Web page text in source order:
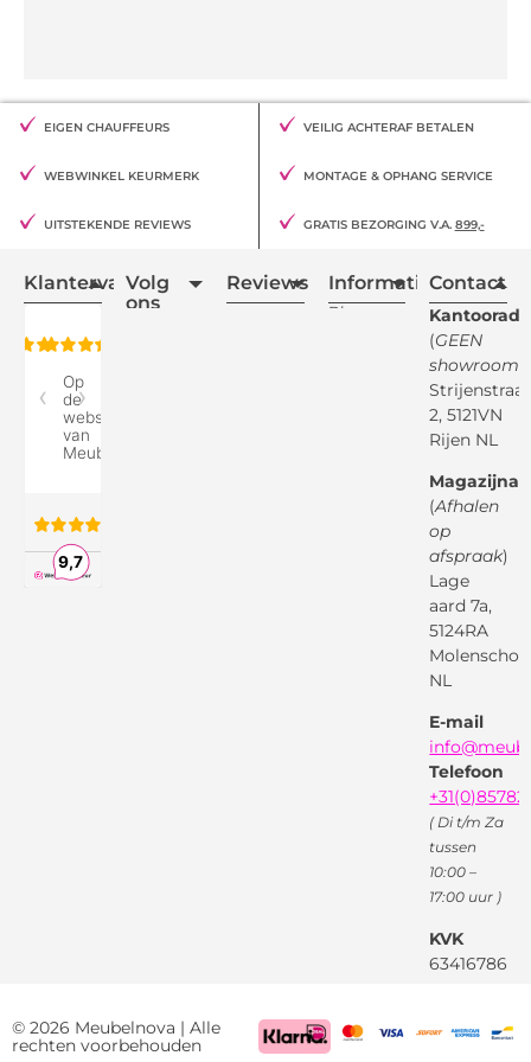
EIGEN CHAUFFEURS VEILIG ACHTERAF BETALEN
WEBWINKEL KEURMERK MONTAGE & OPHANG SERVICE
UITSTEKENDE REVIEWS GRATIS BEZORGING V.A. 899,-
Klantervaring
Volg
ons
Reviews Informatie
Blogs
Retourvoorwaarden
Betaalmethodes
Montageservice
Garantievoorwaarden
Privacybeleid
Contact
(GEEN
showroom
Strijenstraat
2, 5121VN
Rijen NL
(Afhalen
op
afspraak)
Lage
aard 7a,
5124RA
Molenschot
NL
E-mail
Telefoon
( Di t/m Za
tussen
10:00 –
17:00 uur )
KVK
63416786
© 2026 Meubelnova | Alle
rechten voorbehouden